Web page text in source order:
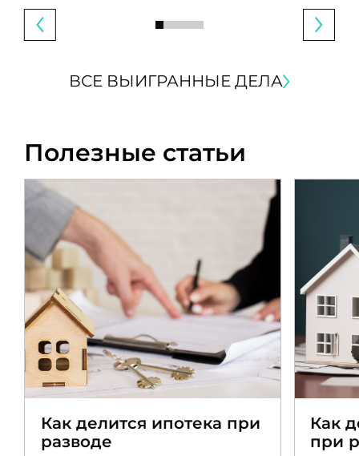
ВСЕ ВЫИГРАННЫЕ ДЕЛА
Полезные статьи
Как делится ипотека при
разводе
Как
при